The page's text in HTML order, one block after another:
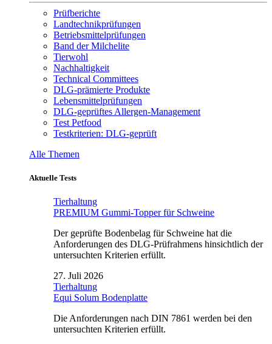
Prüfberichte
Landtechnikprüfungen
Betriebsmittelprüfungen
Band der Milchelite
Tierwohl
Nachhaltigkeit
Technical Committees
DLG-prämierte Produkte
Lebensmittelprüfungen
DLG-geprüftes Allergen-Management
Test Petfood
Testkriterien: DLG-geprüft
Alle Themen
Aktuelle Tests
Tierhaltung
PREMIUM Gummi-Topper für Schweine
Der geprüfte Bodenbelag für Schweine hat die
Anforderungen des DLG-Prüfrahmens hinsichtlich der
untersuchten Kriterien erfüllt.
27. Juli 2026
Tierhaltung
Equi Solum Bodenplatte
Die Anforderungen nach DIN 7861 werden bei den
untersuchten Kriterien erfüllt.